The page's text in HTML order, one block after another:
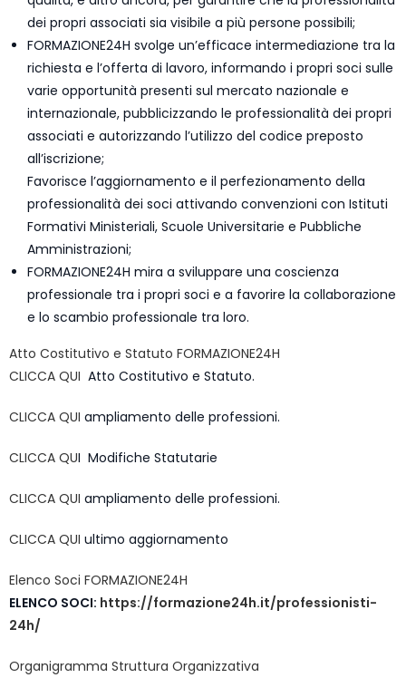
dei propri associati sia visibile a più persone possibili;
FORMAZIONE24H svolge un’efficace intermediazione tra la
richiesta e l’offerta di lavoro, informando i propri soci sulle
varie opportunità presenti sul mercato nazionale e
internazionale, pubblicizzando le professionalità dei propri
associati e autorizzando l’utilizzo del codice preposto
all’iscrizione;
Favorisce l’aggiornamento e il perfezionamento della
professionalità dei soci attivando convenzioni con Istituti
Formativi Ministeriali, Scuole Universitarie e Pubbliche
Amministrazioni;
FORMAZIONE24H mira a sviluppare una coscienza
professionale tra i propri soci e a favorire la collaborazione
e lo scambio professionale tra loro.
Atto Costitutivo e Statuto FORMAZIONE24H
CLICCA QUI Atto Costitutivo e Statuto.
CLICCA QUI ampliamento delle professioni.
CLICCA QUI Modifiche Statutarie
CLICCA QUI ampliamento delle professioni.
CLICCA QUI ultimo aggiornamento
Elenco Soci FORMAZIONE24H
ELENCO SOCI: https://formazione24h.it/professionisti-
24h/
Organigramma Struttura Organizzativa